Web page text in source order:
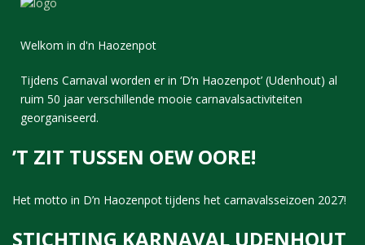
Welkom in d'n Haozenpot
Tijdens Carnaval worden er in ‘D’n Haozenpot’ (Udenhout) al
ruim 50 jaar verschillende mooie carnavalsactiviteiten
georganiseerd.
’T ZIT TUSSEN OEW OORE!
Het motto in D’n Haozenpot tijdens het carnavalsseizoen 2027!
STICHTING KARNAVAL UDENHOUT